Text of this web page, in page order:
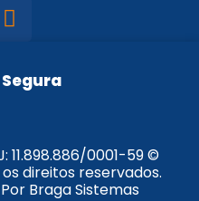
11.898.886/0001-59©
direitos reservados.
Por Braga Sistemas